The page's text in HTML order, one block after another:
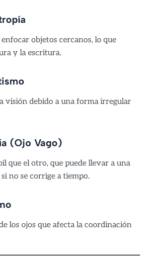
objetos cercanos, lo que
y la escritura.
visión debido a una forma irregular
(Ojo Vago)
que el otro, que puede llevar a una
no se corrige a tiempo.
los ojos que afecta la coordinación